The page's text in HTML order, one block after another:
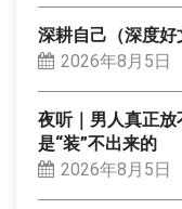
深耕自己（深度好
2026年8月5日
夜听｜男人真正放
是“装”不出来的
2026年8月5日